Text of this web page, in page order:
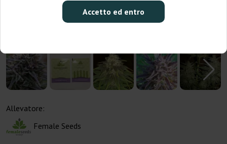
Accetto ed entro
Allevatore:
Female Seeds